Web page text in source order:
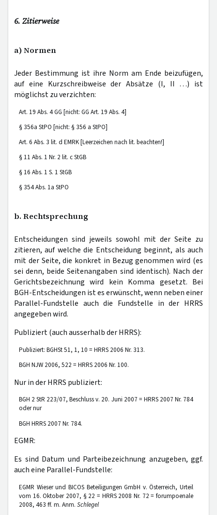
6. Zitierweise
a) Normen
Jeder Bestimmung ist ihre Norm am Ende beizufügen,
auf eine Kurzschreibweise der Absätze (I, II …) ist
möglichst zu verzichten:
Art. 19 Abs. 4 GG [nicht: GG Art. 19 Abs. 4]
§ 356a StPO [nicht: § 356 a StPO]
Art. 6 Abs. 3 lit. d EMRK [Leerzeichen nach lit. beachten!]
§ 11 Abs. 1 Nr. 2 lit. c StGB
§ 16 Abs. 1 S. 1 StGB
§ 354 Abs. 1a StPO
b. Rechtsprechung
Entscheidungen sind jeweils sowohl mit der Seite zu
zitieren, auf welche die Entscheidung beginnt, als auch
mit der Seite, die konkret in Bezug genommen wird (es
sei denn, beide Seitenangaben sind identisch). Nach der
Gerichtsbezeichnung wird kein Komma gesetzt. Bei
BGH-Entscheidungen ist es erwünscht, wenn neben einer
Parallel-Fundstelle auch die Fundstelle in der HRRS
angegeben wird.
Publiziert (auch ausserhalb der HRRS):
Publiziert: BGHSt 51, 1, 10 = HRRS 2006 Nr. 313.
BGH NJW 2006, 522 = HRRS 2006 Nr. 100.
Nur in der HRRS publiziert:
BGH 2 StR 223/07, Beschluss v. 20. Juni 2007 = HRRS 2007 Nr. 784
oder nur
BGH HRRS 2007 Nr. 784.
EGMR:
Es sind Datum und Parteibezeichnung anzugeben, ggf.
auch eine Parallel-Fundstelle:
EGMR Wieser und BICOS Beteiligungen GmbH v. Österreich, Urteil
vom 16. Oktober 2007, § 22 = HRRS 2008 Nr. 72 = forumpoenale
2008, 463 ff. m. Anm. Schlegel